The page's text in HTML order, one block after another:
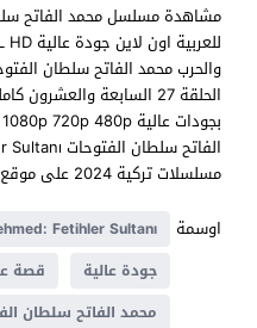
الحلقة 27 السابعة
مسلسلات تركية 2024 على موقع
اوسمة
Fetihler Sultanı
جودة عالية
قصة
محمد الفاتح سلطان